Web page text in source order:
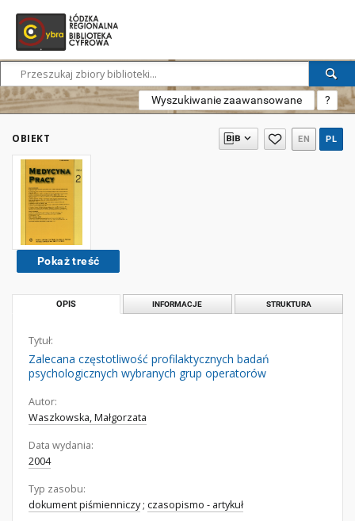
Wyszukiwanie zaawansowane ?
OBIEKT EN PL
Pokaż treść
OPIS INFORMACJE STRUKTURA
Tytuł:
Zalecana częstotliwość profilaktycznych badań
psychologicznych wybranych grup operatorów
Autor:
Waszkowska, Małgorzata
Data wydania:
2004
Typ zasobu:
dokument piśmienniczy; czasopismo - artykuł